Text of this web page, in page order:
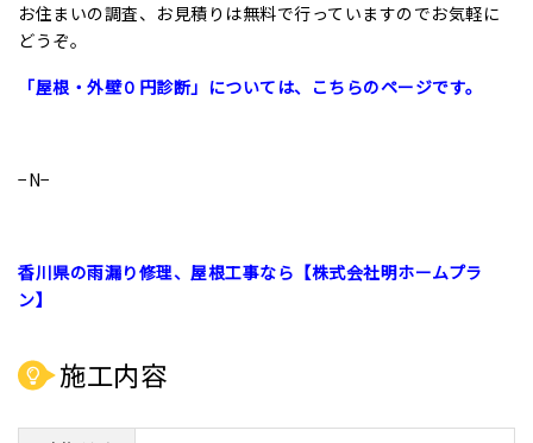
お住まいの調査、お見積りは無料で行っていますのでお気軽に
どうぞ。
「屋根・外壁０円診断」については、こちらのページです。
−N−
香川県の雨漏り修理、屋根工事なら【株式会社明ホームプラ
ン】
施工内容